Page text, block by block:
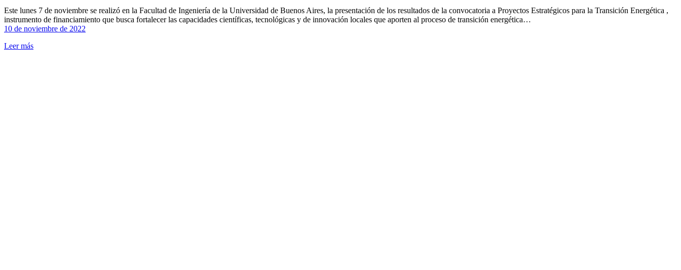
Este lunes 7 de noviembre se realizó en la Facultad de Ingeniería de la Universidad de Buenos Aires, la presentación de los resultados de la convocatoria a Proyectos Estratégicos para la Transición Energética ,
instrumento de financiamiento que busca fortalecer las capacidades científicas, tecnológicas y de innovación locales que aporten al proceso de transición energética…
10 de noviembre de 2022
Leer más